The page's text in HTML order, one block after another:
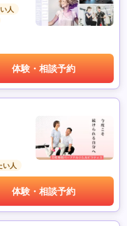
人
体験・相談予約
い人
体験・相談予約